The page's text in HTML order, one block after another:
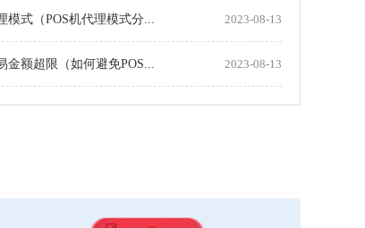
模式（POS机代理模式分... 2023-08-13
金额超限（如何避免POS... 2023-08-13